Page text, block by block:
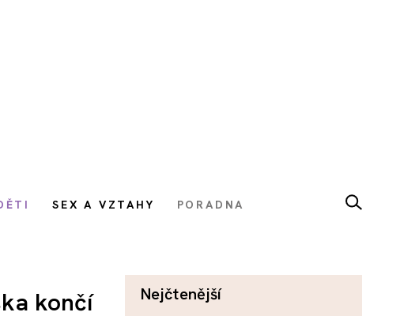
SEX A VZTAHY PORADNA
končí nejčtenější